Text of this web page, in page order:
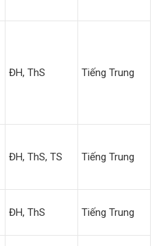
ĐH, ThS Tiếng Trung
ĐH, ThS, TS Tiếng Trung
ĐH, ThS Tiếng Trung